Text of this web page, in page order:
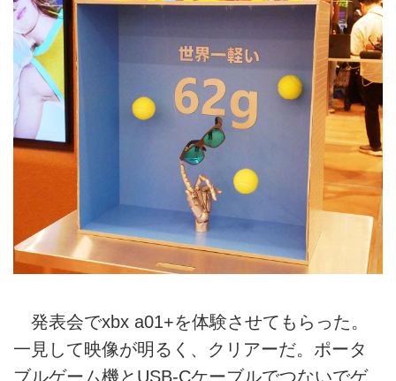
発表会でxbx a01+を体験させてもらった。
一見して映像が明るく、クリアーだ。ポータ
ブルゲーム機とUSB-Cケーブルでつないでゲ